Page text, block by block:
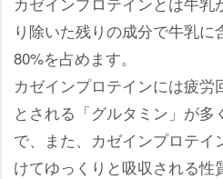
り除いた残りの成分で牛乳
80%を占めます。
カゼインプロテインには疲労
とされる「グルタミン」が
で、また、カゼインプロテイ
けてゆっくりと吸収される性